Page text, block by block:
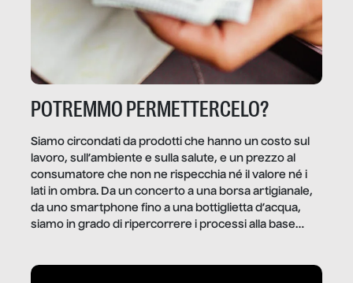
POTREMMO PERMETTERCELO?
Siamo circondati da prodotti che hanno un costo sul
lavoro, sull’ambiente e sulla salute, e un prezzo al
consumatore che non ne rispecchia né il valore né i
lati in ombra. Da un concerto a una borsa artigianale,
da uno smartphone fino a una bottiglietta d’acqua,
siamo in grado di ripercorrere i processi alla base
dietro gli oggetti e i servizi che fanno la nostra vita